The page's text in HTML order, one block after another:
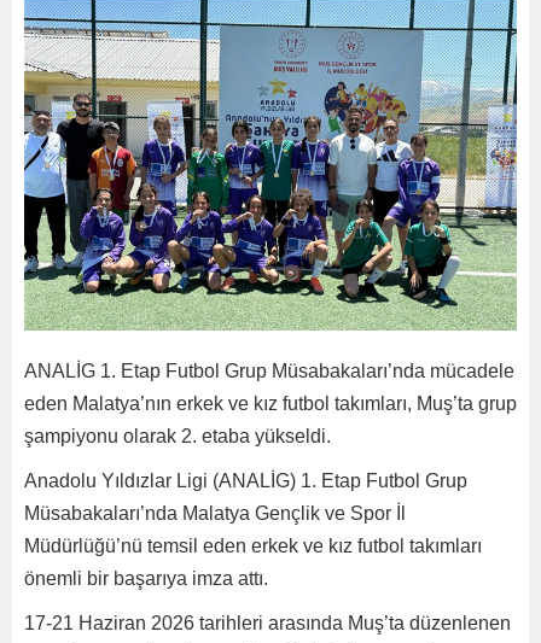
ANALİG 1. Etap Futbol Grup Müsabakaları’nda mücadele
eden Malatya’nın erkek ve kız futbol takımları, Muş’ta grup
şampiyonu olarak 2. etaba yükseldi.
Anadolu Yıldızlar Ligi (ANALİG) 1. Etap Futbol Grup
Müsabakaları’nda Malatya Gençlik ve Spor İl
Müdürlüğü’nü temsil eden erkek ve kız futbol takımları
önemli bir başarıya imza attı.
17-21 Haziran 2026 tarihleri arasında Muş’ta düzenlenen